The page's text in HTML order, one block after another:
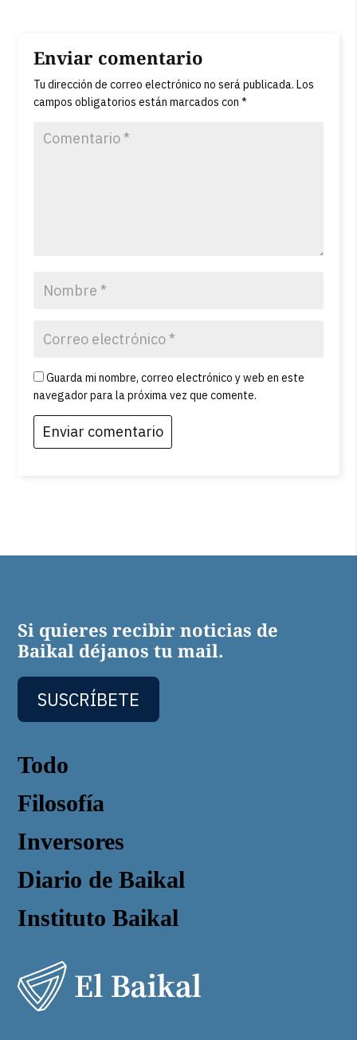
Enviar comentario
Tu dirección de correo electrónico no será publicada. Los
campos obligatorios están marcados con*
Guarda mi nombre, correo electrónico y web en este
navegador para la próxima vez que comente.
Todo
Filosofía
Inversores
Diario de Baikal
Instituto Baikal
Si quieres recibir noticias de
Baikal déjanos tu mail.
SUSCRÍBETE